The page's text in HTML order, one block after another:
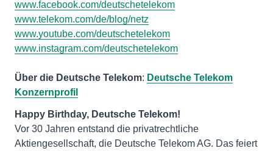
www.facebook.com/deutschetelekom
www.telekom.com/de/blog/netz
www.youtube.com/deutschetelekom
www.instagram.com/deutschetelekom
Über die Deutsche Telekom: Deutsche Telekom
Konzernprofil
Vor 30 Jahren entstand die privatrechtliche
Aktiengesellschaft, die Deutsche Telekom AG. Das feiert